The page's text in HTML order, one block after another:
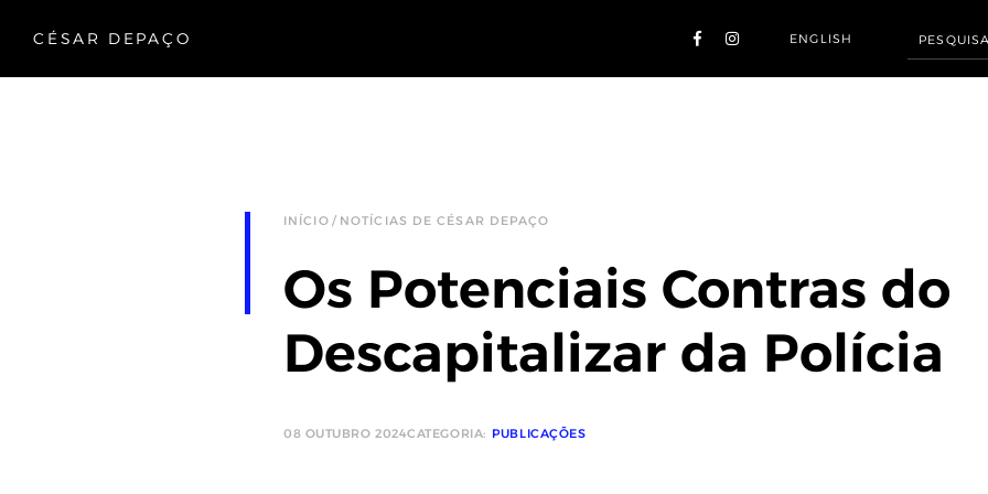
CÉSAR DEPAÇO ENGLISH
INÍCIO NOTÍCIAS DE CÉSAR DEPAÇO
Os Potenciais Contras do
Descapitalizar da Polícia
08 OUTUBRO 2024CATEGORIA: PUBLICAÇÕES